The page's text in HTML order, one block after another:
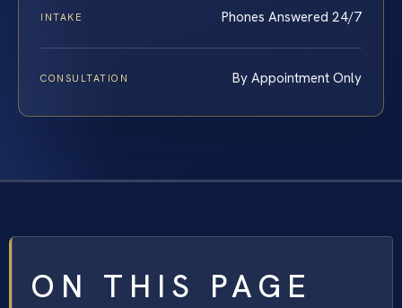
INTAKE Phones Answered 24/7
CONSULTATION By Appointment Only
ON THIS PAGE